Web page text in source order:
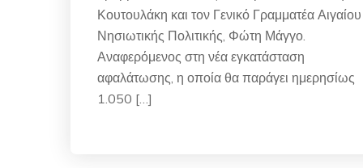
Κουτουλάκη και τον Γενικό Γραμματέα Αιγαίου
Νησιωτικής Πολιτικής, Φώτη Μάγγο.
Αναφερόμενος στη νέα εγκατάσταση
αφαλάτωσης, η οποία θα παράγει ημερησίως
1.050 […]